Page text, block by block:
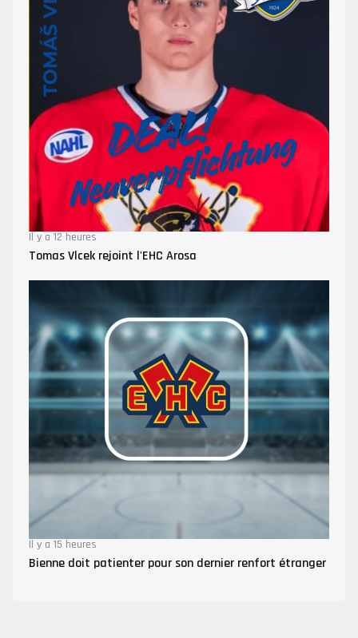
Il y a 12 heures
Tomas Vlcek rejoint l'EHC Arosa
Il y a 15 heures
Bienne doit patienter pour son dernier renfort étranger